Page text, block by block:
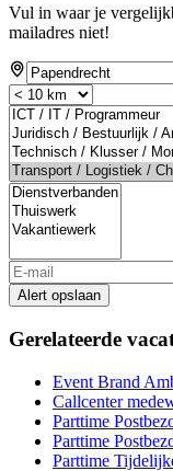
Vul in waar je
mailadres niet!
Alert opslaan
Gerelateerde
Event Brand
Callcenter
Parttime
Parttime
Parttime